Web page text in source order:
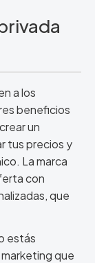
a los
beneficios
un
tus precios y
La marca
con
que
estás
que